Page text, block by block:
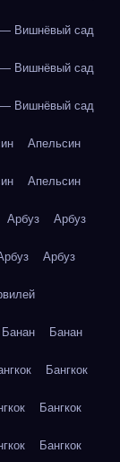
Вишнёвый сад
Вишнёвый сад
Вишнёвый сад
Апельсин
Апельсин
Арбуз Арбуз
Арбуз
Банан Банан
Бангкок
Бангкок
Бангкок